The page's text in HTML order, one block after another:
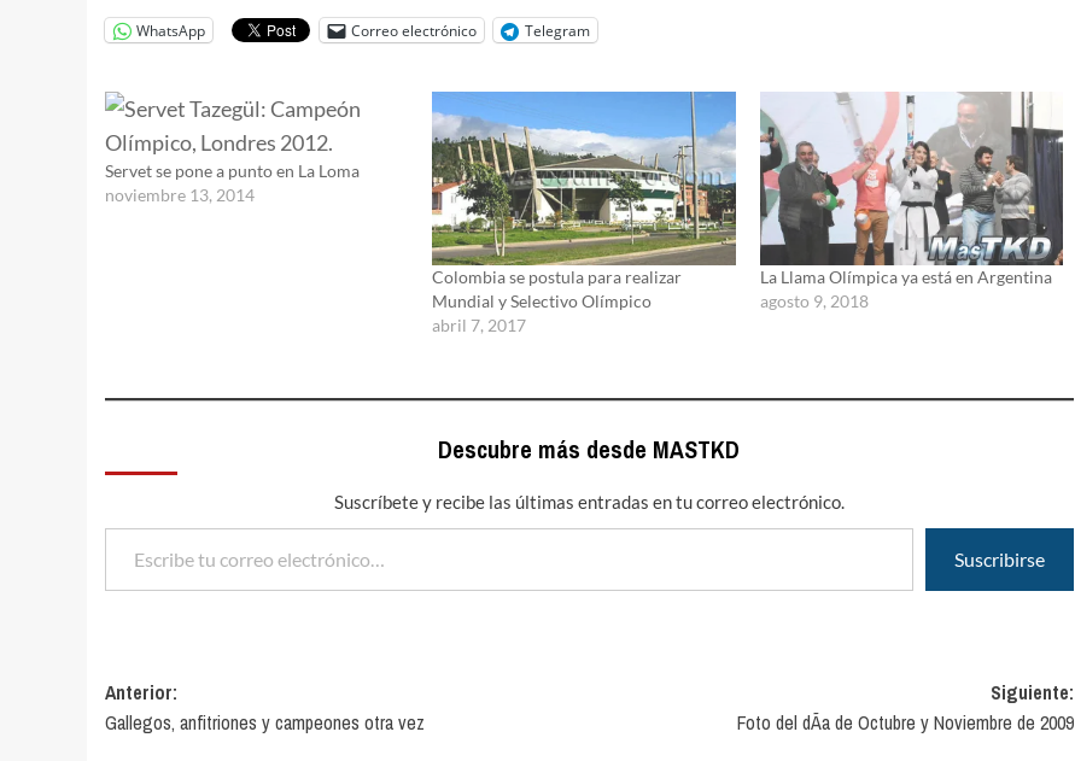
WhatsApp Correo electrónico Telegram
Servet se pone a punto en La Loma
noviembre 13, 2014
Colombia se postula para realizar
Mundial y Selectivo Olímpico
abril 7, 2017
La Llama Olímpica ya está en Argentina
agosto 9, 2018
Descubre más desde MASTKD
Suscríbete y recibe las últimas entradas en tu correo electrónico.
Escribe tu correo electrónico…
Suscribirse
Navegación
de
Anterior:
Gallegos, anfitriones y campeones otra vez
Siguiente:
Foto del dÃ­a de Octubre y Noviembre de 2009